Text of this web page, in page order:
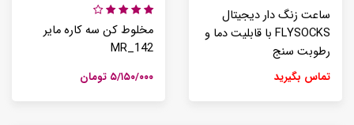
مخلوط کن سه کاره مایر
MR_142
۵/۱۵۰/۰۰۰ تومان
ساعت زنگ دار دیجیتال
FLYSOCKS با قابلیت دما و
رطوبت سنج
تماس بگیرید